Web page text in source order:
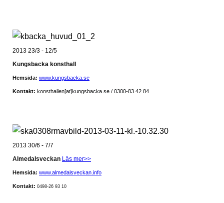
2013 23/3 - 12/5
Kungsbacka konsthall
Hemsida: www.kungsbacka.se
Kontakt: konsthallen[at]kungsbacka.se / 0300-83 42 84
2013 30/6 - 7/7
Almedalsveckan Läs mer>>
Hemsida: www.almedalsveckan.info
Kontakt: 0498-26 93 10